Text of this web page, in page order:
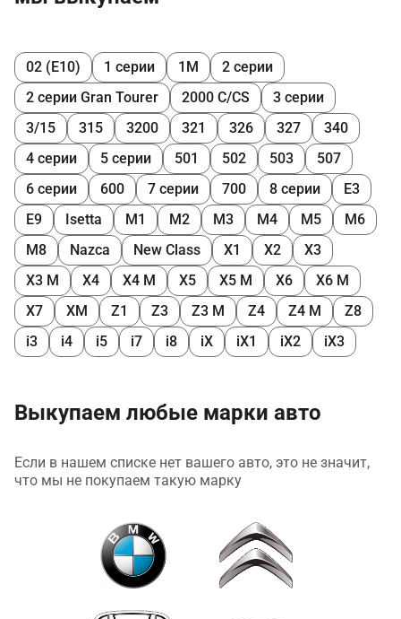
02 (E10) 1 серии 1M
2 серии
2 серии Gran Tourer
2000 C/CS
3 серии
3/15
315 3200 321 326 327
340
4 серии
5 серии 501 502 503
507
6 серии
600 7 серии 700 8 серии
E3
E9
Isetta M1 M2 M3 M4 M5
M6
M8
Nazca New Class X1 X2
X3
X3 M
X4 X4 M X5 X5 M X6
X6 M
X7
XM Z1 Z3 Z3 M Z4 Z4 M
Z8
i3
i4 i5 i7 i8 iX iX1 iX2 iX3
Выкупаем любые марки авто
Если в нашем списке нет вашего авто, это не значит,
что мы не покупаем такую марку